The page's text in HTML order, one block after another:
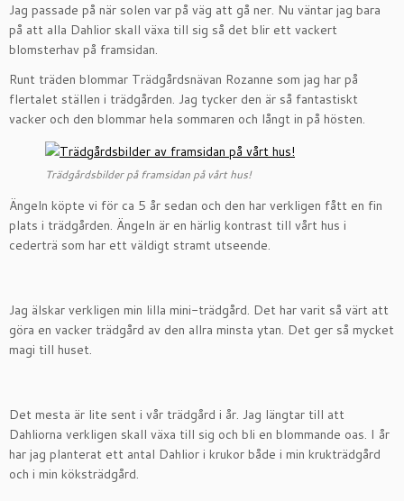
Jag passade på när solen var på väg att gå ner. Nu väntar jag bara
på att alla Dahlior skall växa till sig så det blir ett vackert
blomsterhav på framsidan.
Runt träden blommar Trädgårdsnävan Rozanne som jag har på
flertalet ställen i trädgården. Jag tycker den är så fantastiskt
vacker och den blommar hela sommaren och långt in på hösten.
Trädgårdsbilder på framsidan på vårt hus!
Ängeln köpte vi för ca 5 år sedan och den har verkligen fått en fin
plats i trädgården. Ängeln är en härlig kontrast till vårt hus i
cederträ som har ett väldigt stramt utseende.
Jag älskar verkligen min lilla mini-trädgård. Det har varit så värt att
göra en vacker trädgård av den allra minsta ytan. Det ger så mycket
magi till huset.
Det mesta är lite sent i vår trädgård i år. Jag längtar till att
Dahliorna verkligen skall växa till sig och bli en blommande oas. I år
har jag planterat ett antal Dahlior i krukor både i min krukträdgård
och i min köksträdgård.